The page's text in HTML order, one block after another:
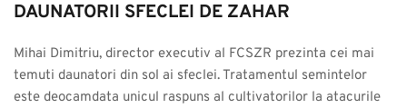
DAUNATORII SFECLEI DE ZAHAR
Mihai Dimitriu, director executiv al FCSZR prezinta cei mai
temuti daunatori din sol ai sfeclei. Tratamentul semintelor
este deocamdata unicul raspuns al cultivatorilor la atacurile